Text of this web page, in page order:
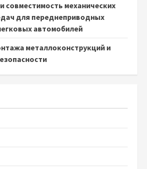
совместимость механических
для переднеприводных
автомобилей
металлоконструкций и